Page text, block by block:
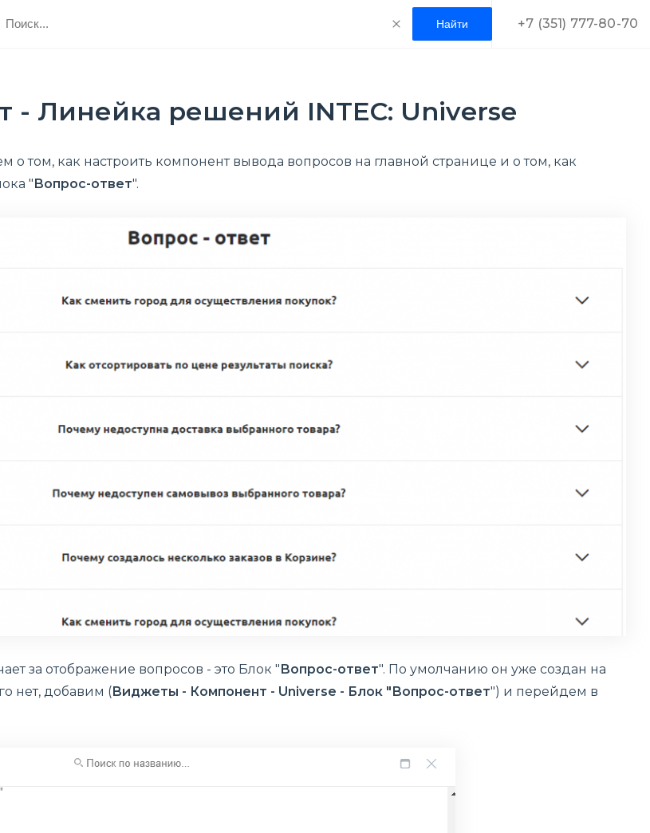
+7 (351) 777-80-70
- Линейка решений INTEC: Universe
о том, как настроить компонент вывода вопросов на главной странице и о том, как
"Вопрос-ответ".
за отображение вопросов - это Блок "Вопрос-ответ". По умолчанию он уже создан на
нет, добавим (Виджеты - Компонент - Universe - Блок "Вопрос-ответ") и перейдем в